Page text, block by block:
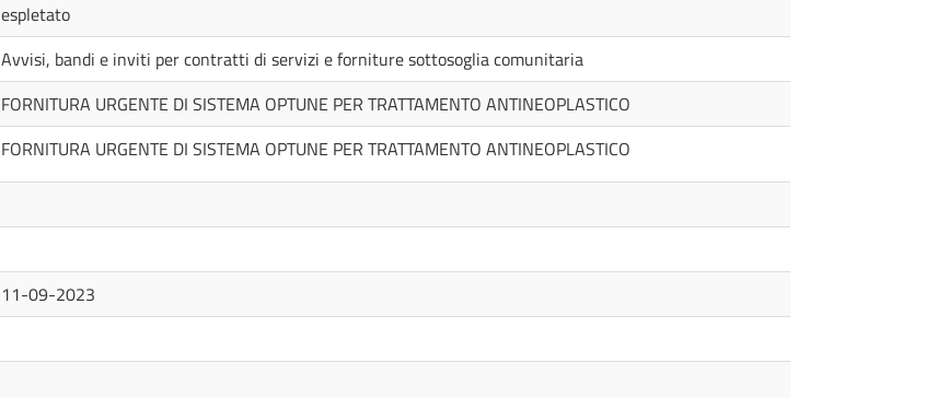
espletato
Avvisi, bandi e inviti per contratti di servizi e forniture sottosoglia comunitaria
FORNITURA URGENTE DI SISTEMA OPTUNE PER TRATTAMENTO ANTINEOPLASTICO
FORNITURA URGENTE DI SISTEMA OPTUNE PER TRATTAMENTO ANTINEOPLASTICO
11-09-2023